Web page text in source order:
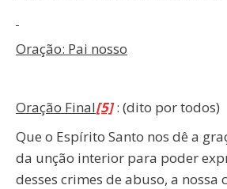
Oração: Pai nosso
Oração Final[5]: (dito por todos)
Que o Espírito Santo nos dê a
da unção interior para poder
desses crimes de abuso, a nossa